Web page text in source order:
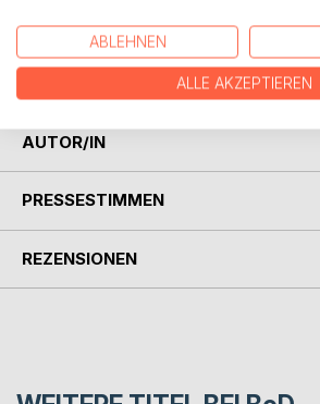
Begegnungen mit "dem Fremden". Die
wird zu einer inneren Bewegtheit,
das Reiseziel Shanghai, Rom oder die
AUTOR/IN
PRESSESTIMMEN
REZENSIONEN
ABLEHNEN
ALLE AKZEPTIEREN